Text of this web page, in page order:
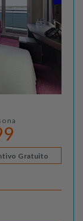
Gratuito